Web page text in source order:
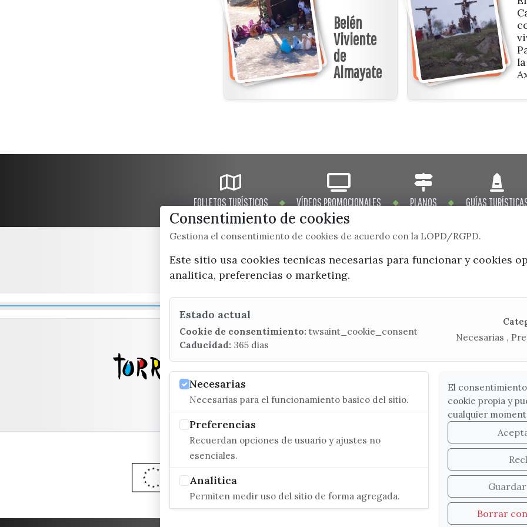
Belén
Viviente
de
Almayate
la
FOLLETOS TURÍSTICOS VÍDEOS PROMOCIONALES PLANOS GUÍAS
x / twitter
(+34) 952 541 104
C/ Poniente, 2. CP 29740 - Torre del Mar
Consentimiento de cookies
Gestiona el consentimiento de cookies de acuerdo con la LOPD/RGPD.
Este sitio usa cookies tecnicas necesarias para funcionar y cookies
analitica, preferencias o marketing.
Estado actual
Cookie de consentimiento: twsaint_cookie_consent
Caducidad: 365 dias
Necesarias ,
Necesarias
Necesarias para el funcionamiento basico del sitio.
Preferencias
Recuerdan opciones de usuario y ajustes no
esenciales.
Analitica
Permiten medir uso del sitio de forma agregada.
El
cookie propia y
cualquier
Borrar